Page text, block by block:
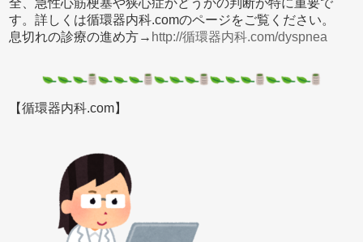
全、急性心筋梗塞や狭心症かどうかの判断が特に重要で
す。詳しくは循環器内科.comのページをご覧ください。
息切れの診療の進め方→ http://循環器内科.com/dyspnea
【循環器内科.com】